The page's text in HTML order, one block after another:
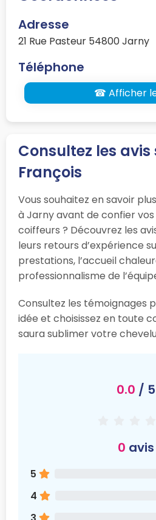
Adresse
21 Rue Pasteur 54800 Jarny
Téléphone
☎ Afficher
Consultez les
François
Vous souhaitez en savoir
à Jarny avant de confier vos
coiffeurs ? Découvrez les
leurs retours d’expérience
prestations, l’accueil
professionnalisme de
Consultez les témoignages
idée et choisissez en toute
saura sublimer votre
0.0 / 5
0 avis
5
4